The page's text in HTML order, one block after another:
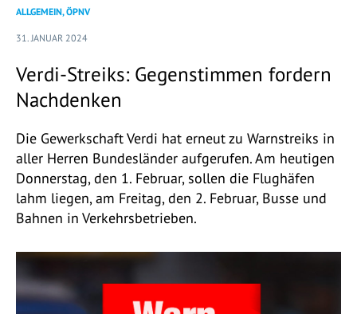
ALLGEMEIN, ÖPNV
31. JANUAR 2024
Verdi-Streiks: Gegenstimmen fordern
Nachdenken
Die Gewerkschaft Verdi hat erneut zu Warnstreiks in
aller Herren Bundesländer aufgerufen. Am heutigen
Donnerstag, den 1. Februar, sollen die Flughäfen
lahm liegen, am Freitag, den 2. Februar, Busse und
Bahnen in Verkehrsbetrieben.